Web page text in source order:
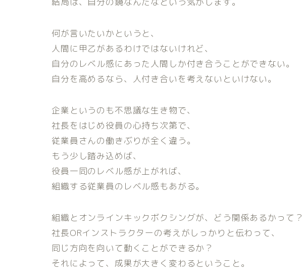
何が言いたいかというと、
人間に甲乙があるわけではないけれど、
自分のレベル感にあった人間しか付き合うことができない。
自分を高めるなら、人付き合いを考えないといけない。
企業というのも不思議な生き物で、
社長をはじめ役員の心持ち次第で、
従業員さんの働きぶりが全く違う。
もう少し踏み込めば、
役員一同のレベル感が上がれば、
組織する従業員のレベル感もあがる。
組織とオンラインキックボクシングが、どう関係あるかって？
社長ORインストラクターの考えがしっかりと伝わって、
同じ方向を向いて動くことができるか？
それによって、成果が大きく変わるということ。